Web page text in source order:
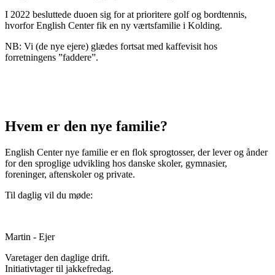
I 2022 besluttede duoen sig for at prioritere golf og bordtennis,
hvorfor English Center fik en ny værtsfamilie i Kolding.
NB: Vi (de nye ejere) glædes fortsat med kaffevisit hos
forretningens ”faddere”.
Hvem er den nye familie?
English Center nye familie er en flok sprogtosser, der lever og ånder
for den sproglige udvikling hos danske skoler, gymnasier,
foreninger, aftenskoler og private.
Til daglig vil du møde:
Martin - Ejer
Varetager den daglige drift.
Initiativtager til jakkefredag.